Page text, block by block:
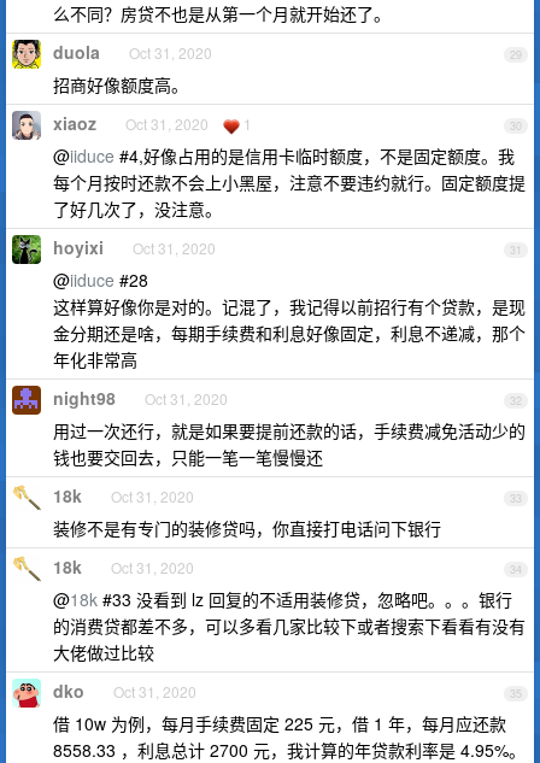
么不同？房贷不也是从第一个月就开始还了。
29
duola Oct 31, 2020
招商好像额度高。
30
xiaoz Oct 31, 2020 1
@iiduce #4,好像占用的是信用卡临时额度，不是固定额度。我
每个月按时还款不会上小黑屋，注意不要违约就行。固定额度提
了好几次了，没注意。
31
hoyixi Oct 31, 2020
@iiduce #28
这样算好像你是对的。记混了，我记得以前招行有个贷款，是现
金分期还是啥，每期手续费和利息好像固定，利息不递减，那个
年化非常高
32
night98 Oct 31, 2020
用过一次还行，就是如果要提前还款的话，手续费减免活动少的
钱也要交回去，只能一笔一笔慢慢还
33
18k Oct 31, 2020
装修不是有专门的装修贷吗，你直接打电话问下银行
34
18k Oct 31, 2020
@18k #33 没看到 lz 回复的不适用装修贷，忽略吧。。。银行
的消费贷都差不多，可以多看几家比较下或者搜索下看看有没有
大佬做过比较
35
dko Oct 31, 2020
借 10w 为例，每月手续费固定 225 元，借 1 年，每月应还款
8558.33 ，利息总计 2700 元，我计算的年贷款利率是 4.95%。